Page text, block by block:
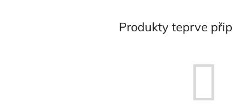
Produkty teprve